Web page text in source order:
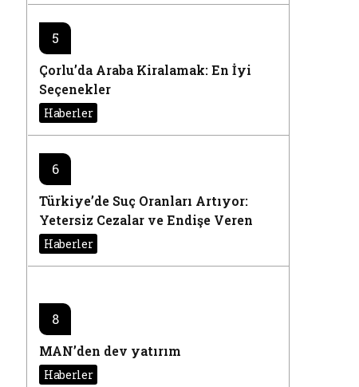
5
Çorlu’da Araba Kiralamak: En İyi
Seçenekler
Haberler
6
Türkiye’de Suç Oranları Artıyor:
Yetersiz Cezalar ve Endişe Veren
2025 Rakamları
Haberler
7
Autosport International 2025
Video Galeri
8
MAN’den dev yatırım
Haberler